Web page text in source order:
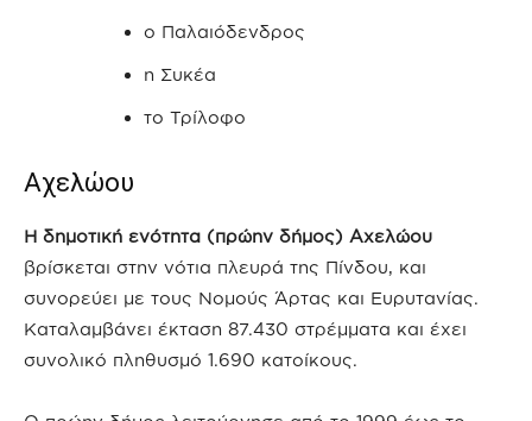
ο Παλαιόδενδρος
η Συκέα
το Τρίλοφο
Αχελώου
Η δημοτική ενότητα (πρώην δήμος) Αχελώου
βρίσκεται στην νότια πλευρά της Πίνδου, και
συνορεύει με τους Νομούς Άρτας και Ευρυτανίας.
Καταλαμβάνει έκταση 87.430 στρέμματα και έχει
συνολικό πληθυσμό 1.690 κατοίκους.